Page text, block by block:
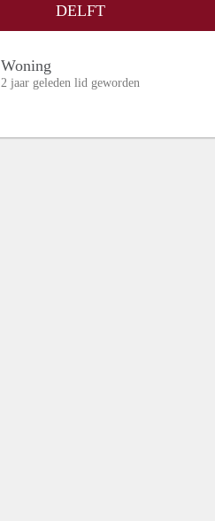
DELFT
Woning
2 jaar geleden lid geworden